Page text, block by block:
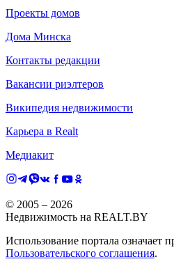
Проекты домов
Дома Минска
Контакты редакции
Вакансии риэлтеров
Википедия недвижимости
Карьера в Realt
Медиакит
© 2005 – 2026
Недвижимость на REALT.BY
Использование портала означает
Пользовательского соглашения.